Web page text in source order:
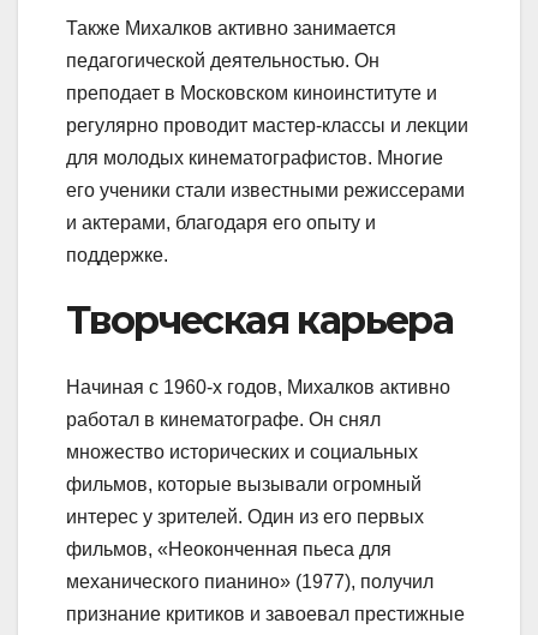
Также Михалков активно занимается
педагогической деятельностью. Он
преподает в Московском киноинституте и
регулярно проводит мастер-классы и лекции
для молодых кинематографистов. Многие
его ученики стали известными режиссерами
и актерами, благодаря его опыту и
поддержке.
Творческая карьера
Начиная с 1960-х годов, Михалков активно
работал в кинематографе. Он снял
множество исторических и социальных
фильмов, которые вызывали огромный
интерес у зрителей. Один из его первых
фильмов, «Неоконченная пьеса для
механического пианино» (1977), получил
признание критиков и завоевал престижные